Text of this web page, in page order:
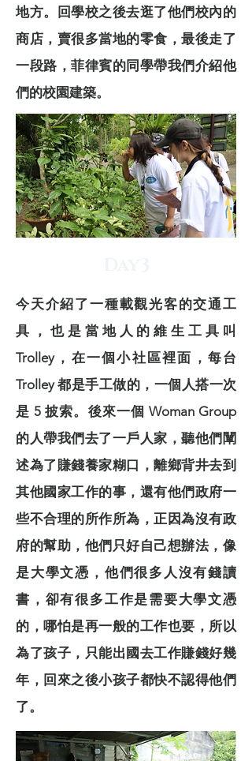
地方。回學校之後去逛了他們校內的
商店，賣很多當地的零食，最後走了
一段路，菲律賓的同學帶我們介紹他
們的校園建築。
今天介紹了一種載觀光客的交通工
具，也是當地人的維生工具叫
Trolley，在一個小社區裡面，每台
Trolley 都是手工做的，一個人搭一次
是 5 披索。後來一個 Woman Group
的人帶我們去了一戶人家，聽他們闡
述為了賺錢養家糊口，離鄉背井去到
其他國家工作的事，還有他們政府一
些不合理的所作所為，正因為沒有政
府的幫助，他們只好自己想辦法，像
是大學文憑，他們很多人沒有錢讀
書，卻有很多工作是需要大學文憑
的，哪怕是再一般的工作也要，所以
為了孩子，只能出國去工作賺錢好幾
年，回來之後小孩子都快不認得他們
了。